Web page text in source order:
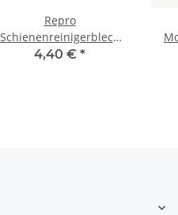
Repro
Schienenreinigerblech
Set incl.Schrauben
4,40 € *